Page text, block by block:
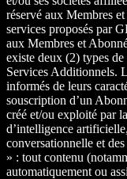
réservé aux Membres
services proposés par
aux Membres et
existe deux (2) types
Services Additionnels.
informés de leurs
souscription d’un
créé et/ou exploité par
d’intelligence
conversationnelle et
» : tout contenu
automatiquement ou